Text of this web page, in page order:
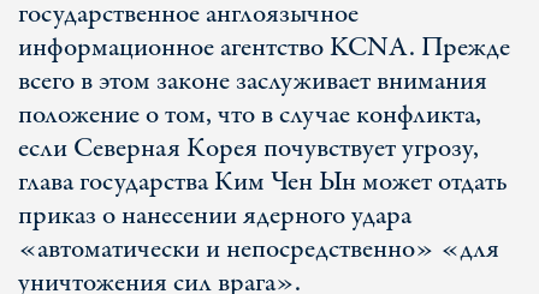
государственное англоязычное
информационное агентство KCNA. Прежде
всего в этом законе заслуживает внимания
положение о том, что в случае конфликта,
если Северная Корея почувствует угрозу,
глава государства Ким Чен Ын может отдать
приказ о нанесении ядерного удара
«автоматически и непосредственно» «для
уничтожения сил врага».